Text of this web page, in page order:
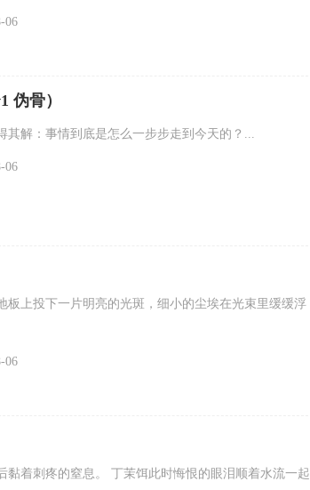
06
伪骨）
其解：事情到底是怎么一步步走到今天的？...
06
板上投下一片明亮的光斑，细小的尘埃在光束里缓缓浮
06
黏着刺疼的窒息。 丁茉饵此时悔恨的眼泪顺着水流一起